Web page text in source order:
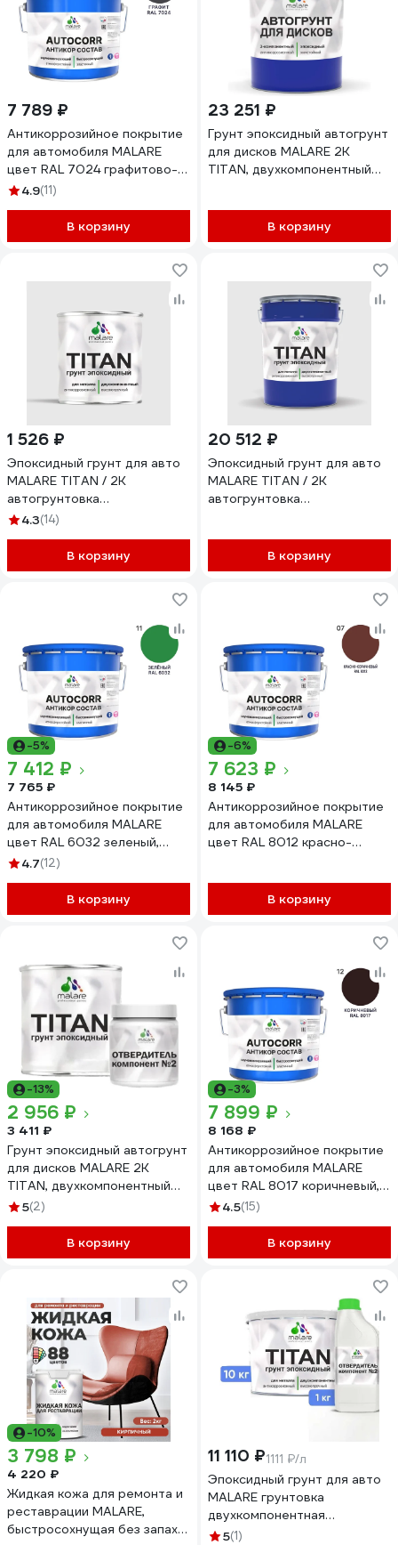
7 789 ₽
Антикоррозийное покрытие
для автомобиля MALARE
цвет RAL 7024 графитово-
серый, матовая, 12,5 кг
4.9(11)
В корзину
23 251 ₽
Грунт эпоксидный автогрунт
для дисков MALARE 2К
TITAN, двухкомпонентный
7040, 18 кг + 1.8 кг
отвердитель
В корзину
1 526 ₽
Эпоксидный грунт для авто
MALARE TITAN / 2К
автогрунтовка
двухкомпонентная
высокопрочная, цвет белый
(1 кг + 0,1 кг отвердитель)
4.3(14)
В корзину
20 512 ₽
Эпоксидный грунт для авто
MALARE TITAN / 2К
автогрунтовка
высокопрочная, цвет белый
(18 кг + 1,8 кг отвердитель)
В корзину
-5%
7 412 ₽
7 765 ₽
Антикоррозийное покрытие
для автомобиля MALARE
цвет RAL 6032 зеленый,
матовая, 12,5 кг
4.7(12)
В корзину
-6%
7 623 ₽
8 145 ₽
Антикоррозийное покрытие
для автомобиля MALARE
цвет RAL 8012 красно-
В корзину
-13%
2 956 ₽
3 411 ₽
Грунт эпоксидный автогрунт
для дисков MALARE 2К
TITAN, двухкомпонентный
антикоррозионный
RAL 9005, 2.5 кг + 0.25 кг
отвердитель
5(2)
В корзину
-3%
7 899 ₽
8 168 ₽
Антикоррозийное покрытие
для автомобиля MALARE
цвет RAL 8017 коричневый,
матовая, 12,5 кг
4.5(15)
В корзину
-10%
3 798 ₽
4 220 ₽
Жидкая кожа для ремонта и
реставрации MALARE,
быстросохнущая без запаха,
11 110 ₽1111 ₽/л
Эпоксидный грунт для авто
MALARE грунтовка
двухкомпонентная
антикоррозионная
5(1)